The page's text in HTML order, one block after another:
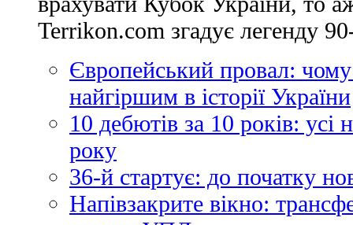
Terrikon.com згадує легенду
Європейський провал:
найгіршим в історії України
10 дебютів за 10 років:
року
36-й стартує: до початку
Напівзакрите вікно: